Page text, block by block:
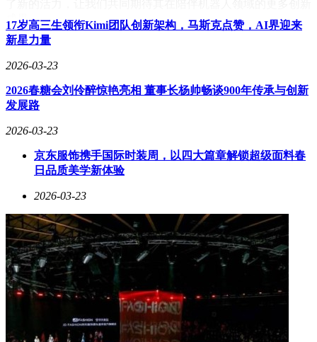
成果。
17岁高三生领衔Kimi团队创新架构，马斯克点赞，AI界迎来
新星力量
2026-03-23
2026春糖会刘伶醉惊艳亮相 董事长杨帅畅谈900年传承与创新
发展路
2026-03-23
京东服饰携手国际时装周，以四大篇章解锁超级面料春
日品质美学新体验
2026-03-23